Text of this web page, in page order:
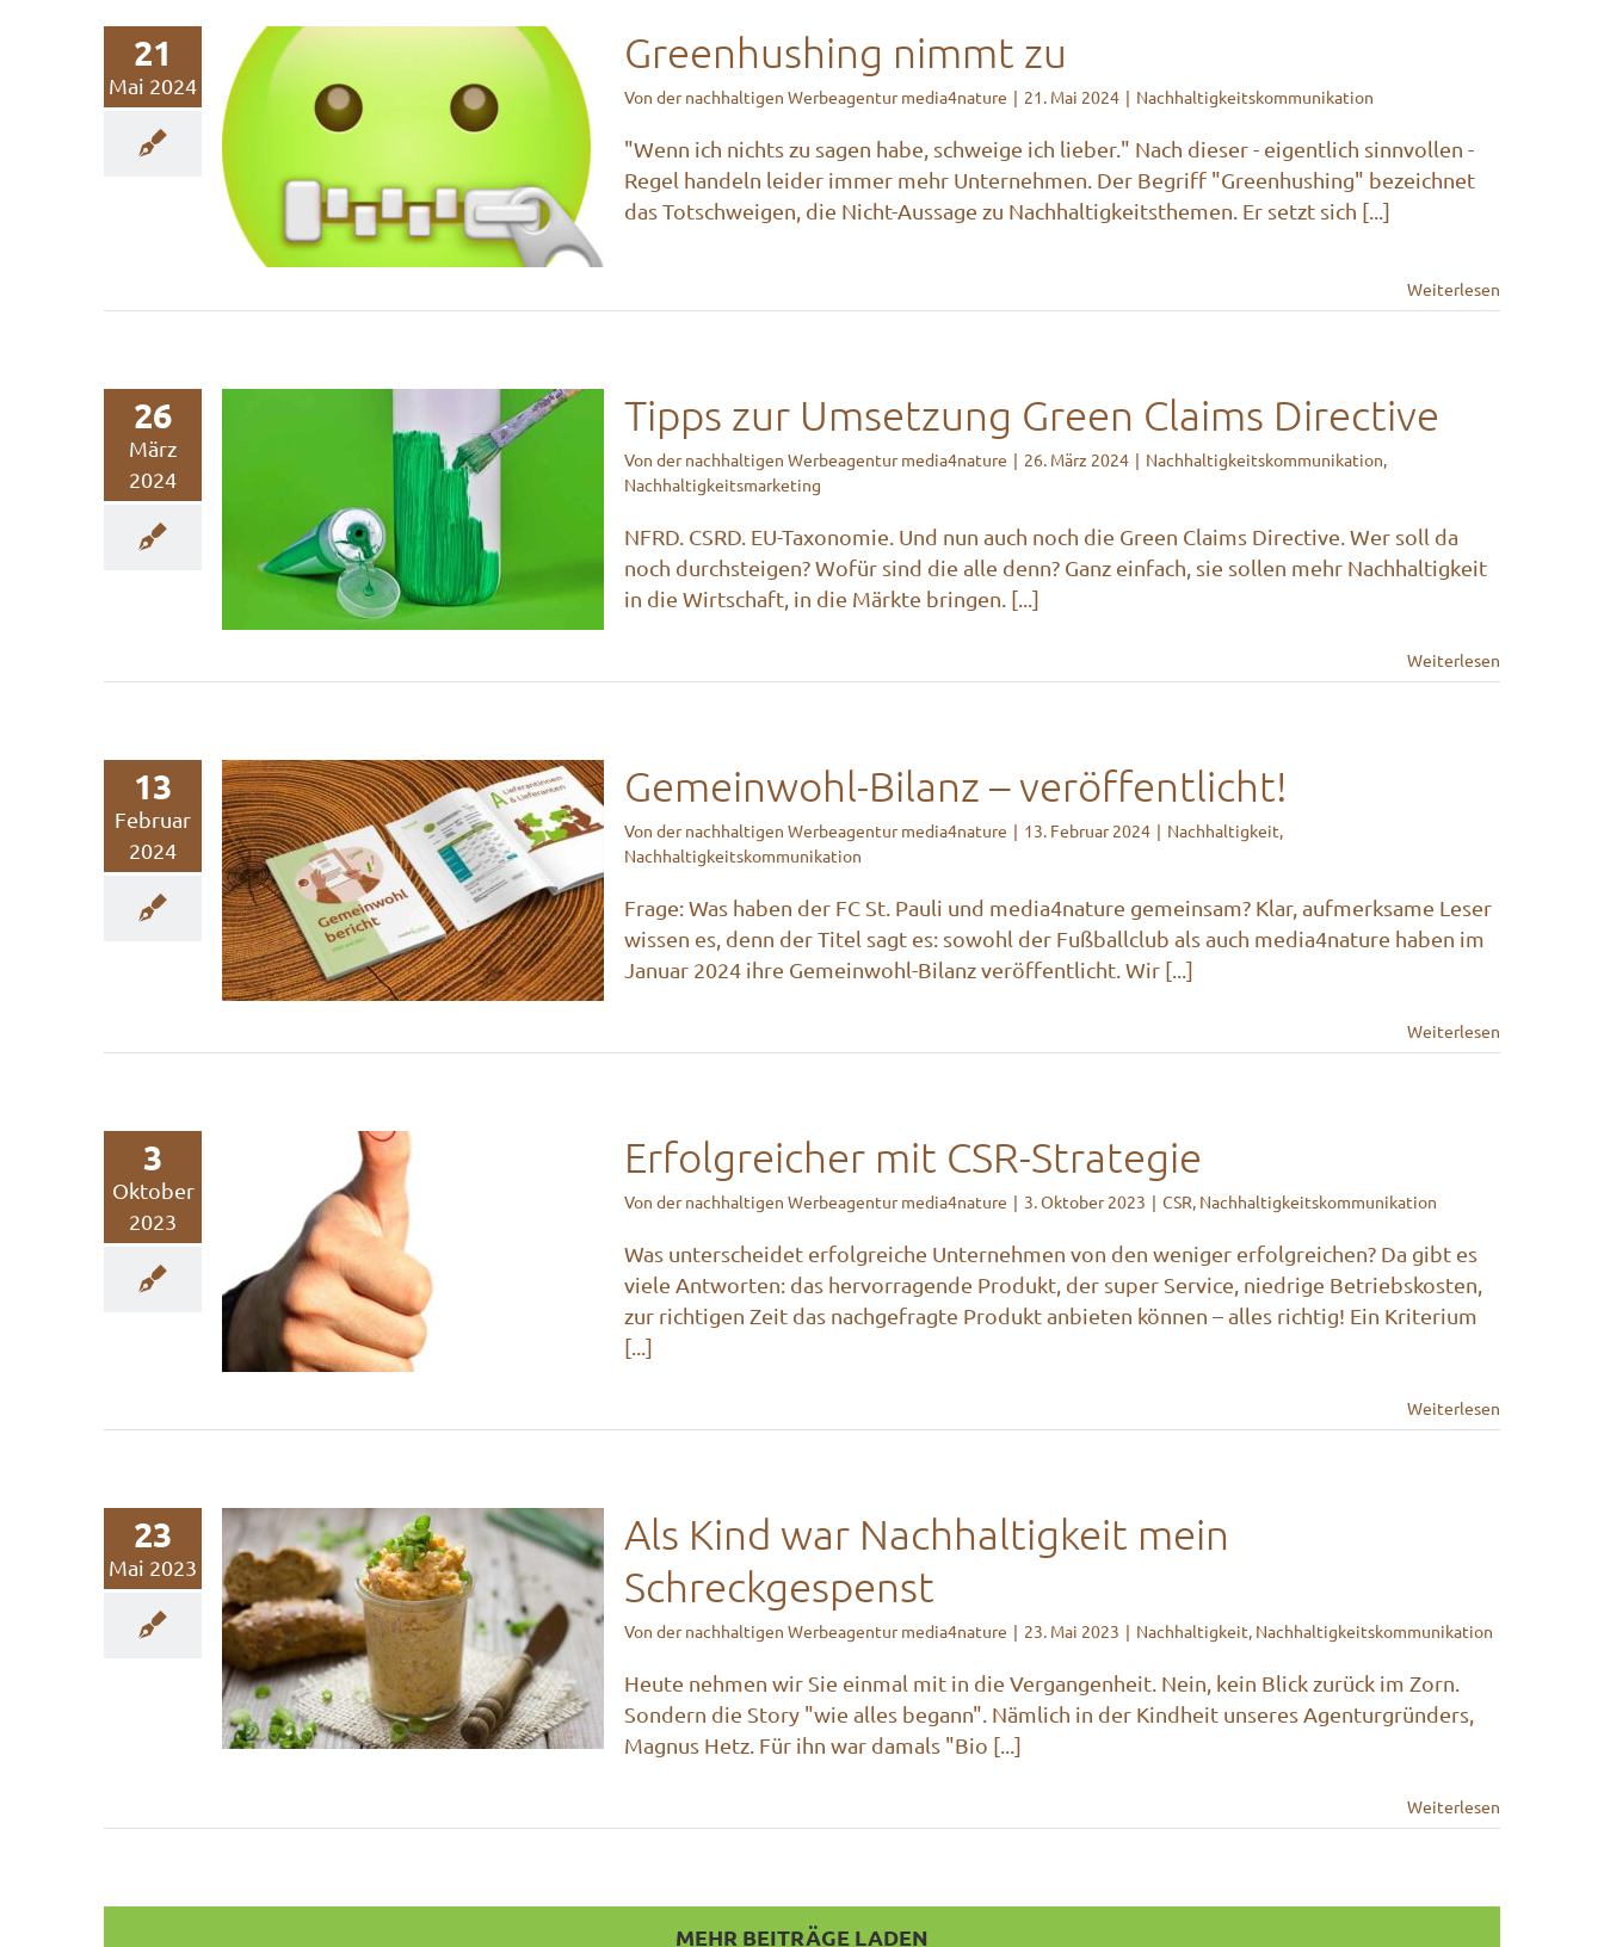
21
Mai 2024
zu
Nachhaltigkeitskommunikation
Greenhushing nimmt zu
Von der nachhaltigen Werbeagentur media4nature | 21. Mai 2024 | Nachhaltigkeitskommunikation
"Wenn ich nichts zu sagen habe, schweige ich lieber." Nach dieser - eigentlich sinnvollen -
Regel handeln leider immer mehr Unternehmen. Der Begriff "Greenhushing" bezeichnet
das Totschweigen, die Nicht-Aussage zu Nachhaltigkeitsthemen. Er setzt sich [...]
Weiterlesen
26
März
2024
Tipps zur Umsetzung
Green Claims Directive
Nachhaltigkeitskommunikation
Nachhaltigkeitsmarketing
Tipps zur Umsetzung Green Claims Directive
Von der nachhaltigen Werbeagentur media4nature | 26. März 2024 | Nachhaltigkeitskommunikation
Nachhaltigkeitsmarketing
NFRD. CSRD. EU-Taxonomie. Und nun auch noch die Green Claims Directive. Wer soll da
noch durchsteigen? Wofür sind die alle denn? Ganz einfach, sie sollen mehr Nachhaltigkeit
in die Wirtschaft, in die Märkte bringen. [...]
Weiterlesen
13
Februar
2024
Gemeinwohl-Bilanz –
veröffentlicht!
Nachhaltigkeit Nachhaltigkeitskommunikation
Gemeinwohl-Bilanz – veröffentlicht!
Von der nachhaltigen Werbeagentur media4nature | 13. Februar 2024 | Nachhaltigkeit
Nachhaltigkeitskommunikation
Frage: Was haben der FC St. Pauli und media4nature gemeinsam? Klar, aufmerksame Leser
wissen es, denn der Titel sagt es: sowohl der Fußballclub als auch media4nature haben im
Januar 2024 ihre Gemeinwohl-Bilanz veröffentlicht. Wir [...]
Weiterlesen
3
Oktober
2023
Erfolgreicher mit CSR-
Strategie
CSR Nachhaltigkeitskommunikation
Erfolgreicher mit CSR-Strategie
Von der nachhaltigen Werbeagentur media4nature | 3. Oktober 2023 | CSR Nachhaltigkeitskommunikation
Was unterscheidet erfolgreiche Unternehmen von den weniger erfolgreichen? Da gibt es
viele Antworten: das hervorragende Produkt, der super Service, niedrige Betriebskosten,
zur richtigen Zeit das nachgefragte Produkt anbieten können – alles richtig! Ein Kriterium
[...]
Weiterlesen
23
Mai 2023
Als Kind war
Nachhaltigkeit mein
Schreckgespenst
Nachhaltigkeit Nachhaltigkeitskommunikation
Als Kind war Nachhaltigkeit mein
Schreckgespenst
Von der nachhaltigen Werbeagentur media4nature | 23. Mai 2023 | Nachhaltigkeit Nachhaltigkeitskommunikation
Heute nehmen wir Sie einmal mit in die Vergangenheit. Nein, kein Blick zurück im Zorn.
Sondern die Story "wie alles begann". Nämlich in der Kindheit unseres Agenturgründers,
Magnus Hetz. Für ihn war damals "Bio [...]
Weiterlesen
MEHR BEITRÄGE LADEN